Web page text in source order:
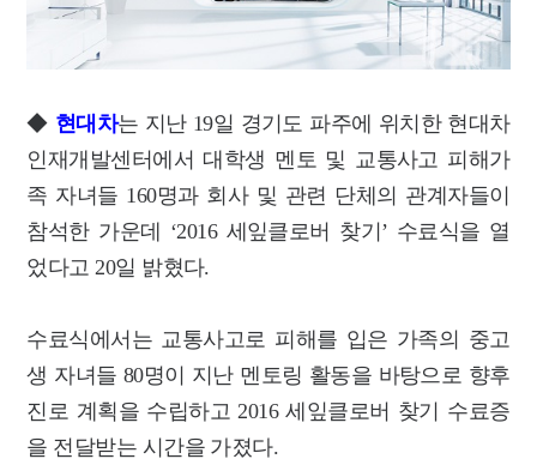
◆ 현대차는 지난 19일 경기도 파주에 위치한 현대차
인재개발센터에서 대학생 멘토 및 교통사고 피해가
족 자녀들 160명과 회사 및 관련 단체의 관계자들이
참석한 가운데 ‘2016 세잎클로버 찾기’ 수료식을 열
었다고 20일 밝혔다.
수료식에서는 교통사고로 피해를 입은 가족의 중고
생 자녀들 80명이 지난 멘토링 활동을 바탕으로 향후
진로 계획을 수립하고 2016 세잎클로버 찾기 수료증
을 전달받는 시간을 가졌다.